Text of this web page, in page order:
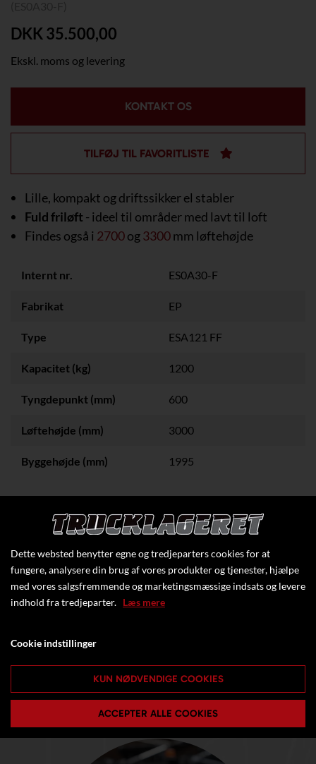
DKK 35.500,00
Ekskl. moms og levering
KONTAKT OS
TILFØJ TIL FAVORITLISTE
Lille, kompakt og driftssikker el stabler
Fuld friløft - ideel til områder med lavt til loft
Findes også i 2700og3300mm løftehøjde
Internt nr. ES0A30-F
Fabrikat EP
Type ESA121 FF
Kapacitet (kg) 1200
Tyngdepunkt (mm) 600
Løftehøjde (mm) 3000
Byggehøjde (mm) 1995
Klik her for at se flere specifikationer
Dette websted benytter egne og tredjeparters cookies for at
fungere, analysere din brug af vores produkter og tjenester, hjælpe
med vores salgsfremmende og marketingsmæssige indsats og levere
indhold fra tredjeparter. Læs mere
Cookie indstillinger
KUN NØDVENDIGE COOKIES
ACCEPTER ALLE COOKIES